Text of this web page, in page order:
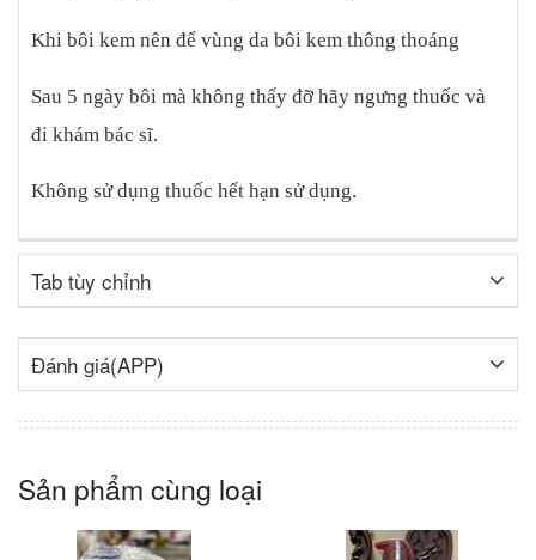
Khi bôi kem nên để vùng da bôi kem thông thoáng
Sau 5 ngày bôi mà không thấy đỡ hãy ngưng thuốc và
đi khám bác sĩ.
Không sử dụng thuốc hết hạn sử dụng.
Tab tùy chỉnh
Đánh giá(APP)
Sản phẩm cùng loại